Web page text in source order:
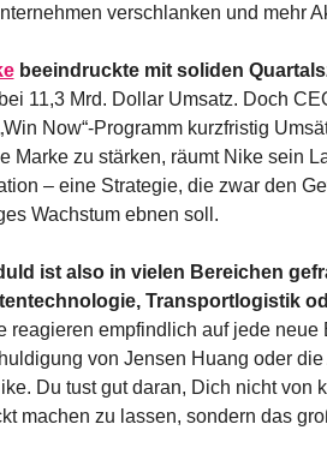
verschlanken und mehr
beeindruckte mit soliden
11,3 Mrd. Dollar Umsatz. Doch
Now“-Programm kurzfristig
Marke zu stärken, räumt Nike sein
– eine Strategie, die zwar den
Wachstum ebnen soll.
ist also in vielen Bereichen
Transportlogistik
reagieren empfindlich auf jede
von Jensen Huang oder
Du tust gut daran, Dich nicht von
machen zu lassen, sondern das